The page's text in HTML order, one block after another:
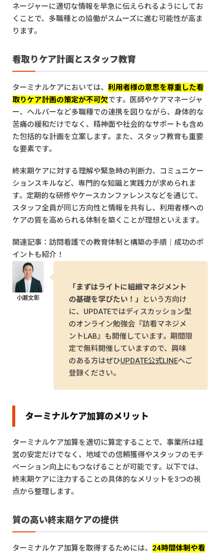
ネージャーに適切な情報を早急に伝えられるようにしてお
くことで、多職種との協働がスムーズに進む可能性が高ま
ります。
看取りケア計画とスタッフ教育
ターミナルケアにおいては、 利用者様の意思を尊重した看
取りケア計画の策定が不可欠です。医師やケアマネージャ
ー、ヘルパーなど多職種での連携を図りながら、身体的な
苦痛の緩和だけでなく、精神面や社会的なサポートも含め
た包括的な計画を立案します。また、スタッフ教育も重要
な要素です。
終末期ケアに対する理解や緊急時の判断力、コミュニケー
ションスキルなど、専門的な知識と実践力が求められま
す。定期的な研修やケースカンファレンスなどを通じて、
スタッフ全員が同じ方向性と情報を共有し、利用者様への
ケアの質を高められる体制を築くことが理想といえます。
関連記事： 訪問看護での教育体制と構築の手順｜成功のポ
イントも紹介！
「まずはライトに組織マネジメント
の基礎を学びたい！」
という方向け
に、UPDATEではディスカッション型
のオンライン勉強会『訪看マネジメ
ントLAB』も開催しています。期間限
定で無料開催していますので、興味
のある方はぜひUPDATE公式LINEへご
登録ください。
ターミナルケア加算のメリット
ターミナルケア加算を適切に算定することで、事業所は経
営の安定だけでなく、地域での信頼獲得やスタッフのモチ
ベーション向上にもつなげることが可能です。以下では、
終末期ケアに注力することの具体的なメリットを3つの視
点から整理します。
質の高い終末期ケアの提供
ターミナルケア加算を取得するためには、 24時間体制や看